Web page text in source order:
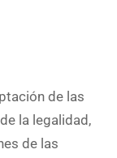
de las
la legalidad,
de las